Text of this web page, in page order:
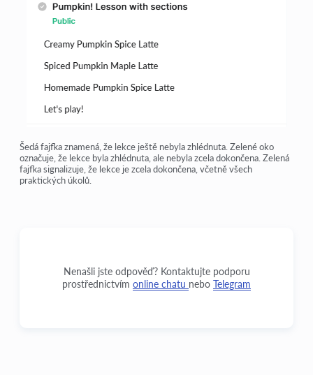
Šedá fajfka znamená, že lekce ještě nebyla zhlédnuta. Zelené oko
označuje, že lekce byla zhlédnuta, ale nebyla zcela dokončena. Zelená
fajfka signalizuje, že lekce je zcela dokončena, včetně všech
praktických úkolů.
Nenašli jste odpověď? Kontaktujte podporu
prostřednictvím online chatu nebo Telegram